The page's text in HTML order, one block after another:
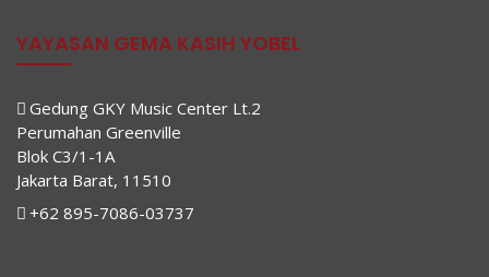
YAYASAN GEMA KASIH YOBEL
Gedung GKY Music Center Lt.2
Perumahan Greenville
Blok C3/1-1A
Jakarta Barat, 11510
+62 895-7086-03737